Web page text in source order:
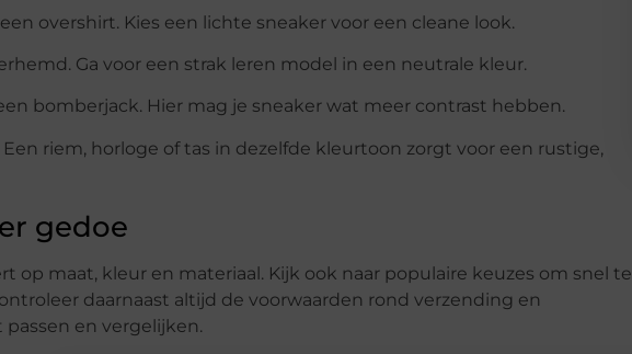
overshirt. Kies een lichte sneaker voor een cleane look.
Ga voor een strak leren model in een neutrale kleur.
bomberjack. Hier mag je sneaker wat meer contrast hebben.
Een riem, horloge of tas in dezelfde kleurtoon zorgt voor een rustige,
gedoe
op maat, kleur en materiaal. Kijk ook naar populaire keuzes om snel te
daarnaast altijd de voorwaarden rond verzending en
en vergelijken.